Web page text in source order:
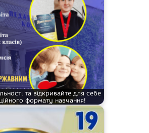
та відкривайте для себе
формату навчання!